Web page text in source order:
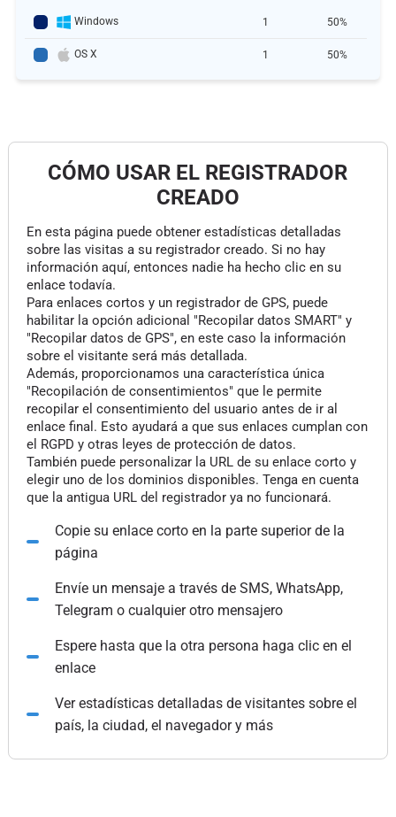
Windows 1 50%
OS X 1 50%
CÓMO USAR EL REGISTRADOR
CREADO
En esta página puede obtener estadísticas detalladas
sobre las visitas a su registrador creado. Si no hay
información aquí, entonces nadie ha hecho clic en su
enlace todavía.
Para enlaces cortos y un registrador de GPS, puede
habilitar la opción adicional "Recopilar datos SMART" y
"Recopilar datos de GPS", en este caso la información
sobre el visitante será más detallada.
Además, proporcionamos una característica única
"Recopilación de consentimientos" que le permite
recopilar el consentimiento del usuario antes de ir al
enlace final. Esto ayudará a que sus enlaces cumplan con
el RGPD y otras leyes de protección de datos.
También puede personalizar la URL de su enlace corto y
elegir uno de los dominios disponibles. Tenga en cuenta
que la antigua URL del registrador ya no funcionará.
Copie su enlace corto en la parte superior de la
página
Envíe un mensaje a través de SMS, WhatsApp,
Telegram o cualquier otro mensajero
Espere hasta que la otra persona haga clic en el
enlace
Ver estadísticas detalladas de visitantes sobre el
país, la ciudad, el navegador y más